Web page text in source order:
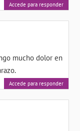
Accede para responder
mucho dolor en
Accede para responder